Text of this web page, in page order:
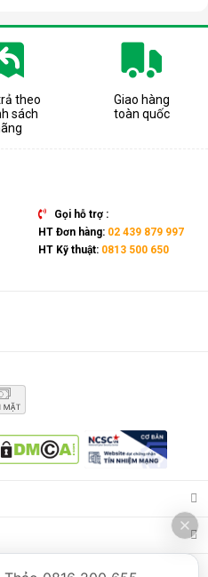
theo
sách
Giao hàng
toàn quốc
Gọi hỗ trợ :
HT Đơn hàng: 02 439 879 997
HT Kỹ thuật: 0813 500 650